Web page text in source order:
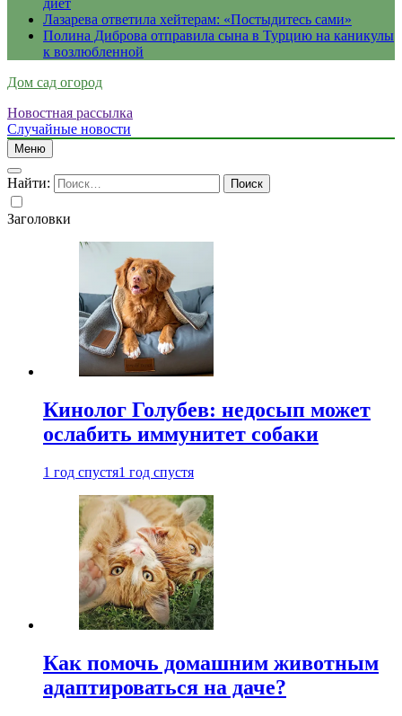
диет
Лазарева ответила хейтерам: «Постыдитесь сами»
Полина Диброва отправила сына в Турцию на каникулы
к возлюбленной
Дом сад огород
Новостная рассылка
Случайные новости
Меню
Найти:
Заголовки
Кинолог Голубев: недосып может
ослабить иммунитет собаки
1 год спустя1 год спустя
Как помочь домашним животным
адаптироваться на даче?